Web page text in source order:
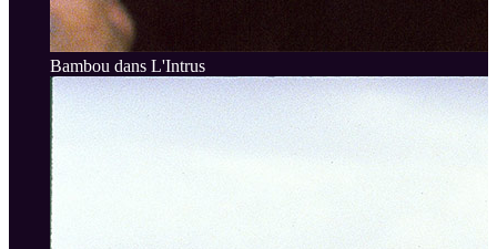
Bambou dans L'Intrus